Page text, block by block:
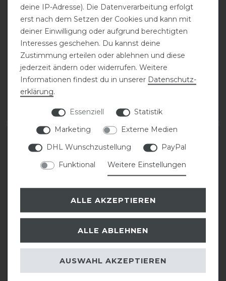
Schuhcreme 150 ml
20,00 € *
150 Milliliter | 133,33 € / Liter
ARTIKEL MERKEN
28,00 € *
ARTIKEL MERKEN
DeNiro Sporenriemen
DeNiro Sporenriemen
deine IP-Adresse). Die Datenverarbeitung erfolgt
erst nach dem Setzen der Cookies und kann mit
deiner Einwilligung oder aufgrund berechtigten
Interesses geschehen. Du kannst deine
Zustimmung erteilen oder ablehnen und diese
jederzeit ändern oder widerrufen. Weitere
Informationen findest du in unserer Daten­schutz­
erklärung.
Essenziell
Statistik
Marketing
Externe Medien
DHL Wunschzustellung
PayPal
Funktional
Weitere Einstellungen
ALLE AKZEPTIEREN
ALLE ABLEHNEN
AUSWAHL AKZEPTIEREN